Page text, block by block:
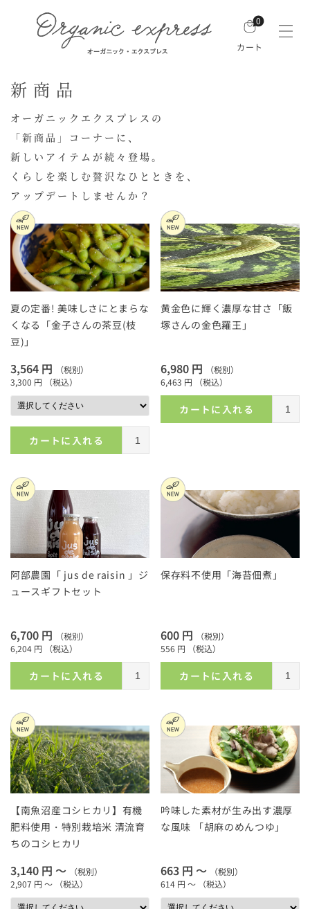
0
カート
新商品
オーガニックエクスプレスの
「新商品」コーナーに、
新しいアイテムが続々登場。
くらしを楽しむ贅沢なひとときを、
アップデートしませんか？
夏の定番! 美味しさにとまらな
くなる「金子さんの茶豆(枝
豆)」
3,564 円
（税別）
3,300 円
（税込）
カートに入れる
黄金色に輝く濃厚な甘さ「飯
塚さんの金色羅王」
6,980 円
（税別）
6,463 円
（税込）
カートに入れる
阿部農園「 jus de raisin 」ジ
ュースギフトセット
6,700 円
（税別）
6,204 円
（税込）
カートに入れる
保存料不使用「海苔佃煮」
600 円
（税別）
556 円
（税込）
カートに入れる
【南魚沼産コシヒカリ】有機
肥料使用・特別栽培米 清流育
ちのコシヒカリ
3,140 円 ～
（税別）
2,907 円 ～
（税込）
吟味した素材が生み出す濃厚
な風味 「胡麻のめんつゆ」
663 円 ～
（税別）
614 円 ～
（税込）